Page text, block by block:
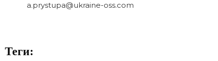
a.prystupa@ukraine-oss.com
Теги: